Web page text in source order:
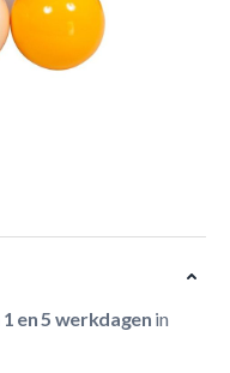
1 en 5 werkdagen in